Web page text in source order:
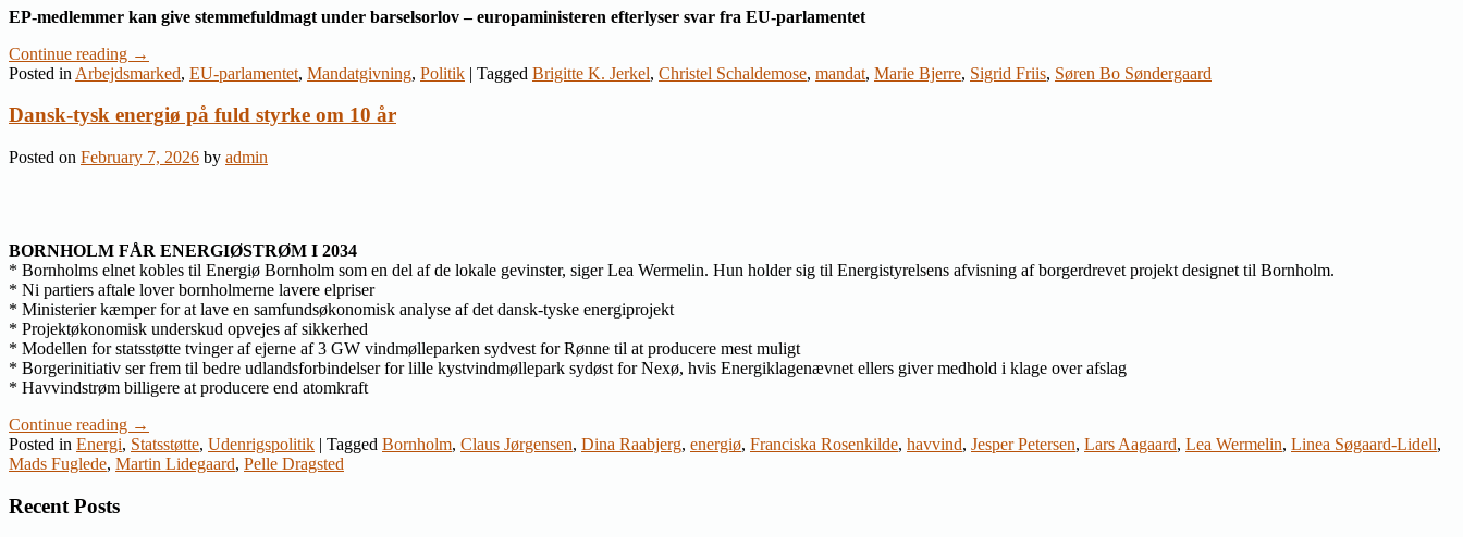
EP-medlemmer kan give stemmefuldmagt under barselsorlov – europaministeren efterlyser svar fra EU-parlamentet
Continue reading →
Posted in Arbejdsmarked, EU-parlamentet, Mandatgivning, Politik | Tagged Brigitte K. Jerkel, Christel Schaldemose, mandat, Marie Bjerre, Sigrid Friis, Søren Bo Søndergaard
Dansk-tysk energiø på fuld styrke om 10 år
Posted on February 7, 2026 by admin
BORNHOLM FÅR ENERGIØSTRØM I 2034
* Bornholms elnet kobles til Energiø Bornholm som en del af de lokale gevinster, siger Lea Wermelin. Hun holder sig til Energistyrelsens afvisning af borgerdrevet projekt designet til Bornholm.
* Ni partiers aftale lover bornholmerne lavere elpriser
* Ministerier kæmper for at lave en samfundsøkonomisk analyse af det dansk-tyske energiprojekt
* Projektøkonomisk underskud opvejes af sikkerhed
* Modellen for statsstøtte tvinger af ejerne af 3 GW vindmølleparken sydvest for Rønne til at producere mest muligt
* Borgerinitiativ ser frem til bedre udlandsforbindelser for lille kystvindmøllepark sydøst for Nexø, hvis Energiklagenævnet ellers giver medhold i klage over afslag
* Havvindstrøm billigere at producere end atomkraft
Continue reading →
Posted in Energi, Statsstøtte, Udenrigspolitik | Tagged Bornholm, Claus Jørgensen, Dina Raabjerg, energiø, Franciska Rosenkilde, havvind, Jesper Petersen, Lars Aagaard, Lea Wermelin, Linea Søgaard-Lidell,
Mads Fuglede, Martin Lidegaard, Pelle Dragsted
Recent Posts